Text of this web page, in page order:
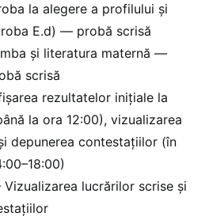
la alegere a profilului și
E.d) — probă scrisă
și literatura maternă —
scrisă
rezultatelor inițiale la
la ora 12:00), vizualizarea
depunerea contestațiilor (în
Vizualizarea lucrărilor scrise și